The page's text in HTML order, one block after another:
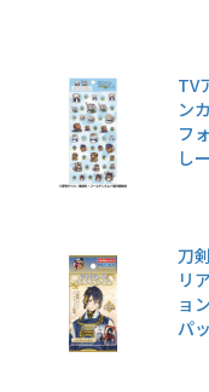
TV
ン
フ
し
刀
リ
ョ
パ